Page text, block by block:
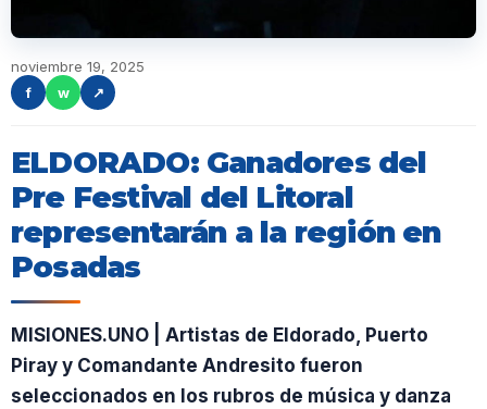
noviembre 19, 2025
f
w ↗
ELDORADO: Ganadores del
Pre Festival del Litoral
representarán a la región en
Posadas
MISIONES.UNO | Artistas de Eldorado, Puerto
Piray y Comandante Andresito fueron
seleccionados en los rubros de música y danza